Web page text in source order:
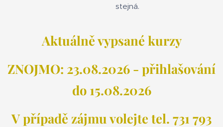
stejná.
Aktuálně vypsané kurzy
ZNOJMO: 23.08.2026 - přihlašování
do 15.08.2026
V případě zájmu volejte tel. 731 793